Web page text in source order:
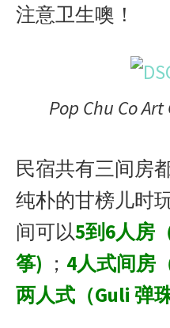
注意卫生噢！
Pop Chu Co
民宿共有三间房
纯朴的甘榜儿时
间可以5到6人房
筝) ； 4人式间房
两人式（Guli 弹珠